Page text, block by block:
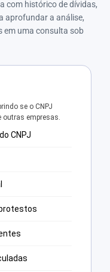
com histórico de dívidas,
aprofundar a análise,
em uma consulta sob
se o CNPJ
outras empresas.
CNPJ